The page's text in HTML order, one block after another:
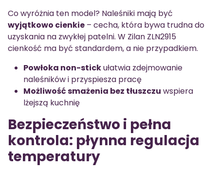
Co wyróżnia ten model? Naleśniki mają być
wyjątkowo cienkie – cecha, która bywa trudna do
uzyskania na zwykłej patelni. W Zilan ZLN2915
cienkość ma być standardem, a nie przypadkiem.
Powłoka non-stickułatwia zdejmowanie
naleśników i przyspiesza pracę
Możliwość smażenia bez tłuszczu wspiera
lżejszą kuchnię
Bezpieczeństwo i pełna
kontrola: płynna regulacja
temperatury